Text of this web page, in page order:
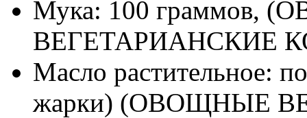
Мука: 100 граммов,
ВЕГЕТАРИАНСКИЕ
Масло растительное:
жарки) (ОВОЩНЫЕ